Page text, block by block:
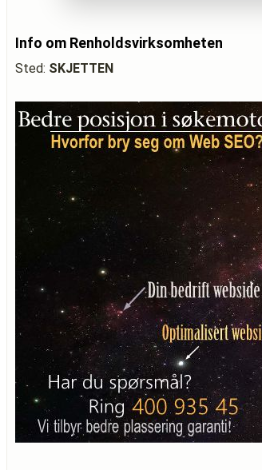
Info om Renholdsvirksomheten
Sted: SKJETTEN